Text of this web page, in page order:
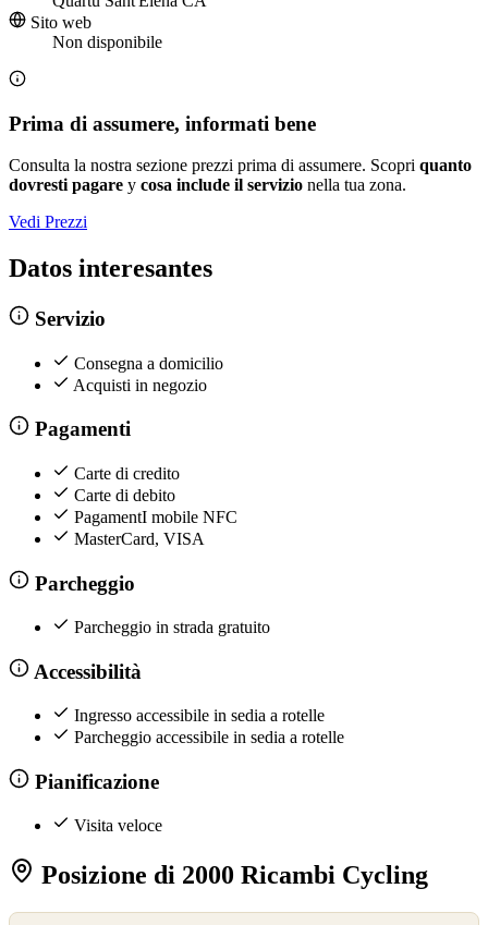
Sito web
Non disponibile
Prima di assumere, informati bene
Consulta la nostra sezione prezzi prima di assumere. Scopri quanto
dovresti pagare y cosa include il servizio nella tua zona.
Vedi Prezzi
Datos interesantes
Servizio
Consegna a domicilio
Acquisti in negozio
Pagamenti
Carte di credito
Carte di debito
PagamentI mobile NFC
MasterCard, VISA
Parcheggio
Parcheggio in strada gratuito
Accessibilità
Ingresso accessibile in sedia a rotelle
Parcheggio accessibile in sedia a rotelle
Pianificazione
Visita veloce
Posizione di 2000 Ricambi Cycling